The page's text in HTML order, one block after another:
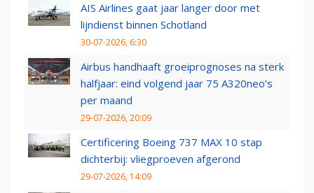
AIS Airlines gaat jaar langer door met
lijndienst binnen Schotland
30-07-2026, 6:30
Airbus handhaaft groeiprognoses na sterk
halfjaar: eind volgend jaar 75 A320neo’s
per maand
29-07-2026, 20:09
Certificering Boeing 737 MAX 10 stap
dichterbij: vliegproeven afgerond
29-07-2026, 14:09